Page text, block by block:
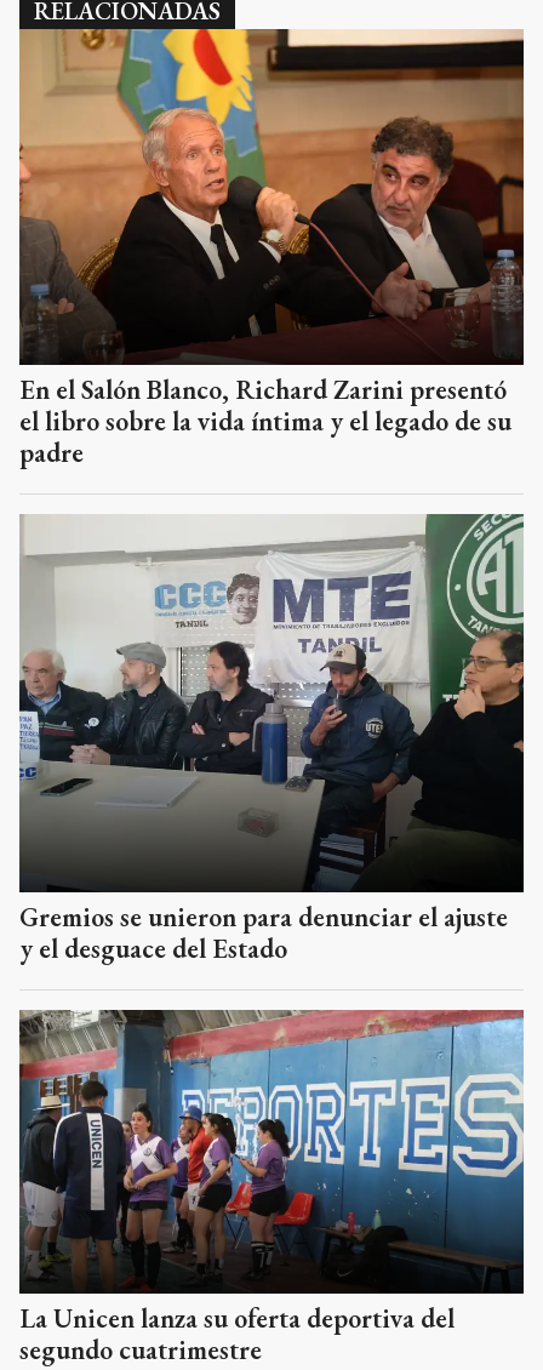
RELACIONADAS
En el Salón Blanco, Richard Zarini presentó
el libro sobre la vida íntima y el legado de su
padre
Gremios se unieron para denunciar el ajuste
y el desguace del Estado
La Unicen lanza su oferta deportiva del
segundo cuatrimestre